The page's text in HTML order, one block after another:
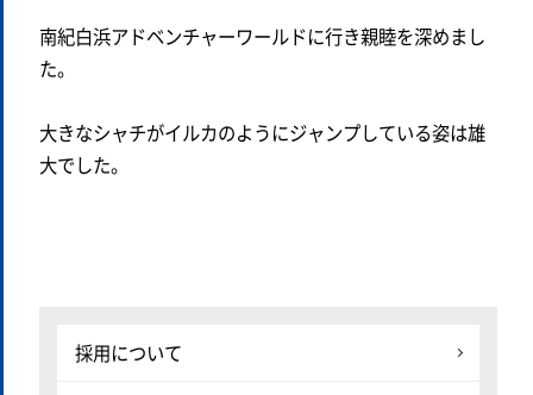
南紀白浜アドベンチャーワールドに行き親睦を深めまし
た。
大きなシャチがイルカのようにジャンプしている姿は雄
大でした。
採用について